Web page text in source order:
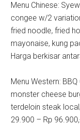
Menu Chinese:
congee w/2
fried noodle, fried
mayonaise, kung
Harga berkisar
Menu Western:
monster cheese
terdeloin steak
29.900 – Rp